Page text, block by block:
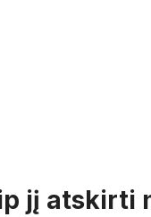
jį atskirti